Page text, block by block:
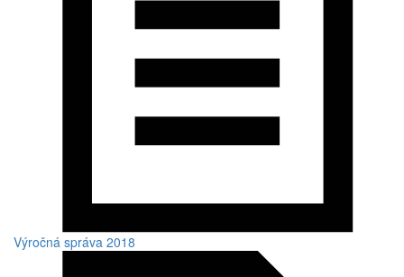
Výročná správa 2018